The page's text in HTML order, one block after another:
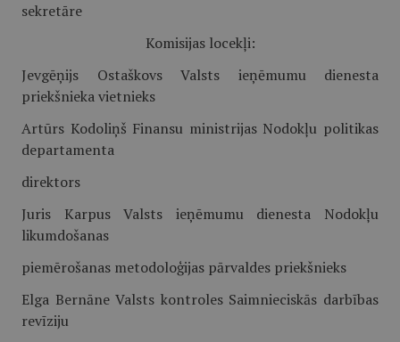
sekretāre
Komisijas locekļi:
Jevgēņijs Ostaškovs Valsts ieņēmumu dienesta
priekšnieka vietnieks
Artūrs Kodoliņš Finansu ministrijas Nodokļu politikas
departamenta
direktors
Juris Karpus Valsts ieņēmumu dienesta Nodokļu
likumdošanas
piemērošanas metodoloģijas pārvaldes priekšnieks
Elga Bernāne Valsts kontroles Saimnieciskās darbības
revīziju